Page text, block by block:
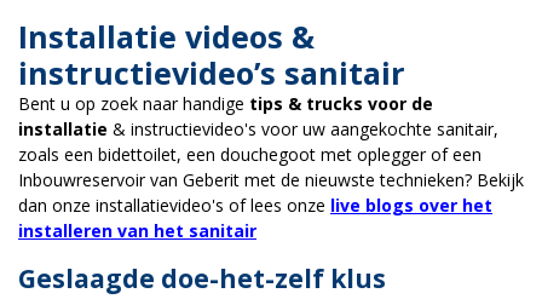
Installatie videos &
instructievideo’s sanitair
Bent u op zoek naar handige tips & trucks voor de
installatie & instructievideo's voor uw aangekochte sanitair,
zoals een bidettoilet, een douchegoot met oplegger of een
Inbouwreservoir van Geberit met de nieuwste technieken? Bekijk
dan onze installatievideo's of lees onze live blogs over het
installeren van het sanitair
Geslaagde doe-het-zelf klus